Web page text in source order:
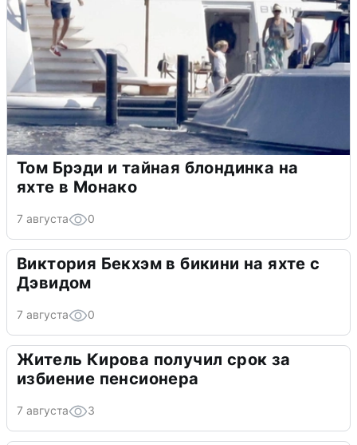
Том Брэди и тайная блондинка на
яхте в Монако
7 августа 0
Виктория Бекхэм в бикини на яхте с
Дэвидом
7 августа 0
Житель Кирова получил срок за
избиение пенсионера
7 августа 3